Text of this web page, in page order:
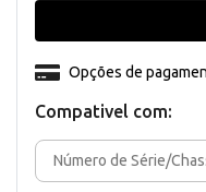
Compativel com:
Opções de